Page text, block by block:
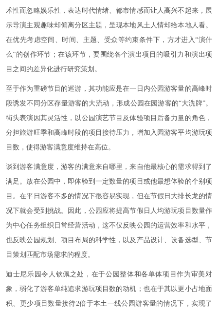
术性而忽略娱乐性，表达时代情绪、都市情感而让人高兴不起来，展
示导演主观趣味却偏离分区主题，呈现本地风土人情却给本地人看。
在优先考虑空间、时间、主题、受众等约束条件下，方才进入“演什
么”的创作环节；在该环节，要围绕各个演出项目的吸引力和演出项
目之间的差异化进行研究策划。
至于作为重磅节目的巡游，其功能应是在一日内公园游客量的高峰时
段诱发不同分区存量游客的大流动，形成公园在园游客的“大洗牌”。
街头表演因其灵活性，以公园演艺节目及体验项目后备力量的角色，
分担旅游旺季和高峰时段的项目接待压力，增加入园游客平均游玩项
目数，使得游客满意度维持在高位。
谈到游客满意度，游客的满意来自哪里，来自他最核心的需求得到了
满足。放在公园中，即体验到一定数量的项目或他最想体验的个别项
目。在平日游客不多的情况下很容易实现，但在节假日大排长龙的情
况下就会受到挑战。因此，公园应将提高节假日人均游玩项目数量作
为中心任务组织日常经营活动，这不仅反映公园的运营效率和水平，
也反映公园规划、项目布局的科学性，以及产品设计、设备选型、节
目策划匹配市场需求的程度。
迪士尼乐园令人钦佩之处，在于公园整体和各单体项目作为审美对
象，弱化了游客单纯追求游玩项目数的动机；也在于其以更小占地面
积、更少项目数量接待2倍于本土一线公园游客量的情况下，实现了